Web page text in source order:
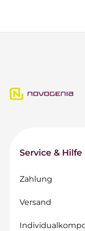
Service & Hilfe
Zahlung
Versand